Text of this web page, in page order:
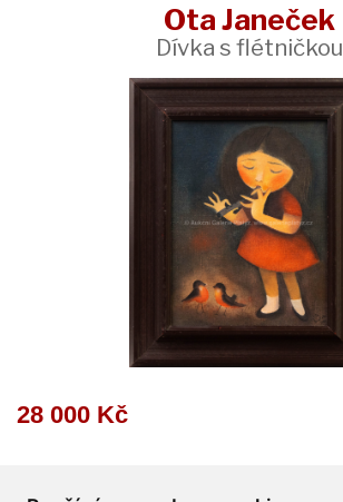
Ota Janeček
Dívka s flétničkou
28 000 Kč